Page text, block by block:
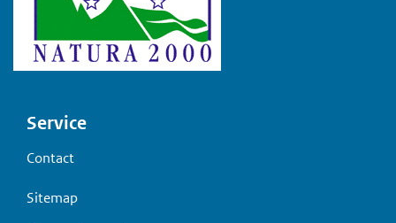
Voet
Service
Contact
Sitemap